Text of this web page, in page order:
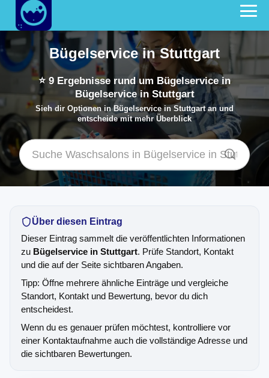
Bügelservice in Stuttgart
⭐ 9 Ergebnisse rund um Bügelservice in
Bügelservice in Stuttgart
Sieh dir Optionen in Bügelservice in Stuttgart an und
entscheide mit mehr Überblick
Über diesen Eintrag
Dieser Eintrag sammelt die veröffentlichten Informationen
zu Bügelservice in Stuttgart. Prüfe Standort, Kontakt
und die auf der Seite sichtbaren Angaben.
Tipp: Öffne mehrere ähnliche Einträge und vergleiche
Standort, Kontakt und Bewertung, bevor du dich
entscheidest.
Wenn du es genauer prüfen möchtest, kontrolliere vor
einer Kontaktaufnahme auch die vollständige Adresse und
die sichtbaren Bewertungen.